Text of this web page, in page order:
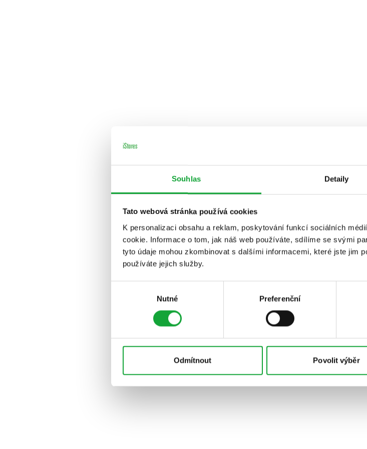
Souhlas Detaily
Tato webová stránka používá cookies
K personalizaci obsahu a reklam, poskytování funkcí sociálních
cookie. Informace o tom, jak náš web používáte, sdílíme se svými
tyto údaje mohou zkombinovat s dalšími informacemi, které jste jim
používáte jejich služby.
Nutné Preferenční
Odmítnout Povolit výběr